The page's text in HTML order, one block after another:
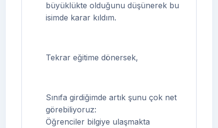
büyüklükte olduğunu düşünerek bu
isimde karar kıldım.
Tekrar eğitime dönersek,
Sınıfa girdiğimde artık şunu çok net
görebiliyoruz:
Öğrenciler bilgiye ulaşmakta